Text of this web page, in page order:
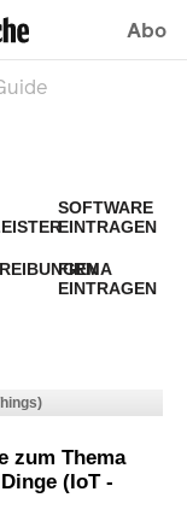
Abo
SOFTWARE
EINTRAGEN
FIRMA
EINTRAGEN
zum Thema
(IoT -